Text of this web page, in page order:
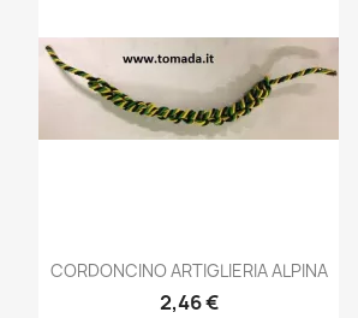
Anteprima
CORDONCINO ARTIGLIERIA ALPINA
2,46 €